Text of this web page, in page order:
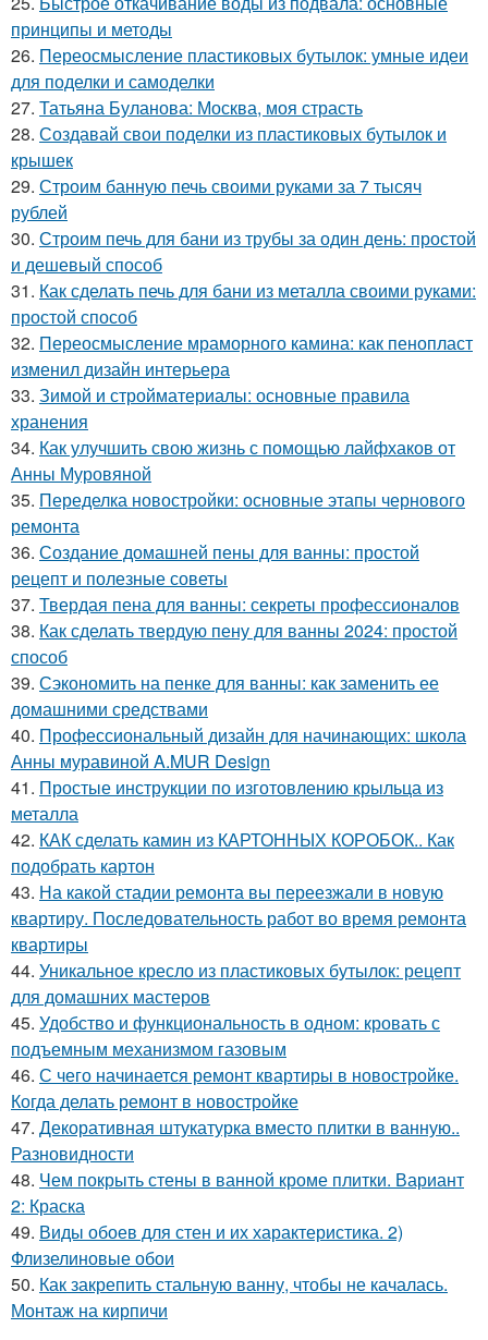
принципы и методы
26. Переосмысление пластиковых бутылок: умные идеи
для поделки и самоделки
27. Татьяна Буланова: Москва, моя страсть
28. Создавай свои поделки из пластиковых бутылок и
крышек
29. Строим банную печь своими руками за 7 тысяч
рублей
30. Строим печь для бани из трубы за один день: простой
и дешевый способ
31. Как сделать печь для бани из металла своими руками:
простой способ
32. Переосмысление мраморного камина: как пенопласт
изменил дизайн интерьера
33. Зимой и стройматериалы: основные правила
хранения
34. Как улучшить свою жизнь с помощью лайфхаков от
Анны Муровяной
35. Переделка новостройки: основные этапы чернового
ремонта
36. Создание домашней пены для ванны: простой
рецепт и полезные советы
37. Твердая пена для ванны: секреты профессионалов
38. Как сделать твердую пену для ванны 2024: простой
способ
39. Сэкономить на пенке для ванны: как заменить ее
домашними средствами
40. Профессиональный дизайн для начинающих: школа
Анны муравиной A.MUR Design
41. Простые инструкции по изготовлению крыльца из
металла
42. КАК сделать камин из КАРТОННЫХ КОРОБОК.. Как
подобрать картон
43. На какой стадии ремонта вы переезжали в новую
квартиру. Последовательность работ во время ремонта
квартиры
44. Уникальное кресло из пластиковых бутылок: рецепт
для домашних мастеров
45. Удобство и функциональность в одном: кровать с
подъемным механизмом газовым
46. С чего начинается ремонт квартиры в новостройке.
Когда делать ремонт в новостройке
47. Декоративная штукатурка вместо плитки в ванную..
Разновидности
48. Чем покрыть стены в ванной кроме плитки. Вариант
2: Краска
49. Виды обоев для стен и их характеристика. 2)
Флизелиновые обои
50. Как закрепить стальную ванну, чтобы не качалась.
Монтаж на кирпичи